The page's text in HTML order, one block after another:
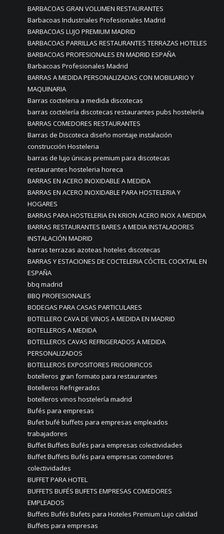
BARBACOAS GRAN VOLUMEN RESTAURANTES
Barbacoas Industriales Profesionales Madrid
BARBACOAS LUJO PREMIUM MADRID
BARBACOAS PARRILLAS RESTAURANTES TERRAZAS HOTELES
BARBACOAS PROFESIONALES EN MADRID ESPAÑA
Barbacoas Profesionales Madrid
BARRAS A MEDIDA PERSONALIZADAS CON MOBILIARIO Y
MAQUINARIA
Barras cocteleria a medida discotecas
barras coctelería discotecas restaurantes pubs hostelería
BARRAS COMEDORES RESTAURANTES
Barras de Discoteca diseño montaje instalación
construcción Hosteleria
barras de lujo únicas premium para discotecas
restaurantes hosteleria horeca
BARRAS EN ACERO INOXIDABLE A MEDIDA
BARRAS EN ACERO INOXIDABLE PARA HOSTELERIA Y
HOGARES
BARRAS PARA HOSTELERIA EN KRION ACERO INOX A MEDIDA
BARRAS RESTAURANTES BARES A MEDIA INSTALADORES
INSTALACIÓN MADRID
barras terrazas azoteas hoteles discotecas
BARRAS Y ESTACIONES DE COCTELERIA CÓCTEL COCKTAIL EN
ESPAÑA
bbq madrid
BBQ PROFESIONALES
BODEGAS PARA CASAS PARTICULARES
BOTELLERO CAVA DE VINOS A MEDIDA EN MADRID
BOTELLEROS A MEDIDA
BOTELLEROS CAVAS REFRIGERADOS A MEDIDA
PERSONALIZADOS
BOTELLEROS EXPOSITORES FRIGORIFICOS
botelleros gran formato para restaurantes
Botelleros Refrigerados
botelleros vinos hostelería madrid
Bufés para empresas
Bufet bufé buffets para empresas empleados
trabajadores
Buffet Buffets Bufés para empresas colectividades
Buffet Buffets Bufés para empresas comedores
colectividades
BUFFET PARA HOTEL
BUFFETS BUFÉS BUFETS EMPRESAS COMEDORES
EMPLEADOS
Buffets Bufés Bufets para Hoteles Premium Lujo calidad
Buffets para empresas